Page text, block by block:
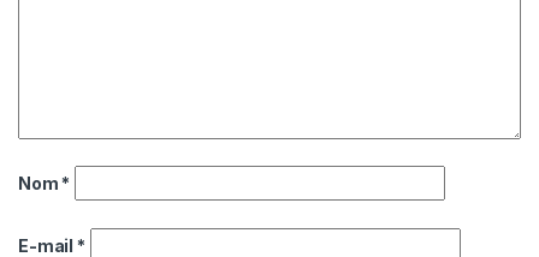
Nom *
E-mail *